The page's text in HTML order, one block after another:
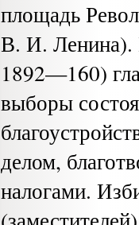
площадь
В. И. Ленина).
1892—160)
выборы
делом,
налогами.